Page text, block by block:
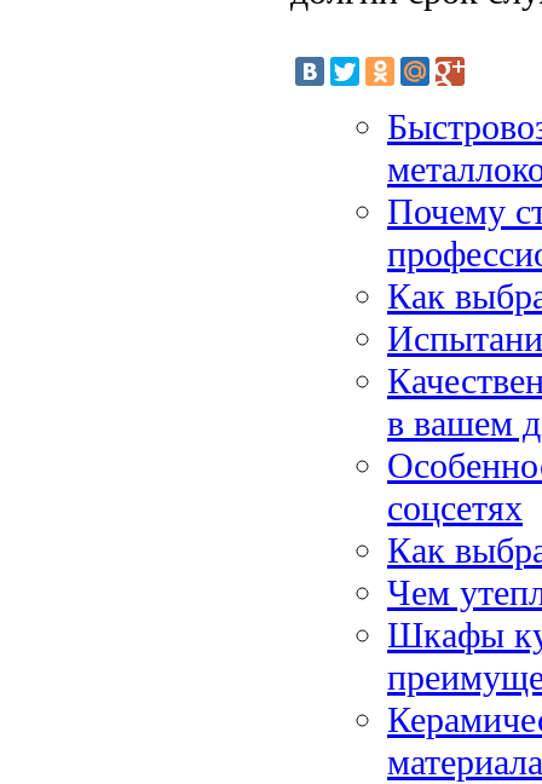
Почему
Как
в вашем
соцсетях
Как
Чем
Шкафы
материала